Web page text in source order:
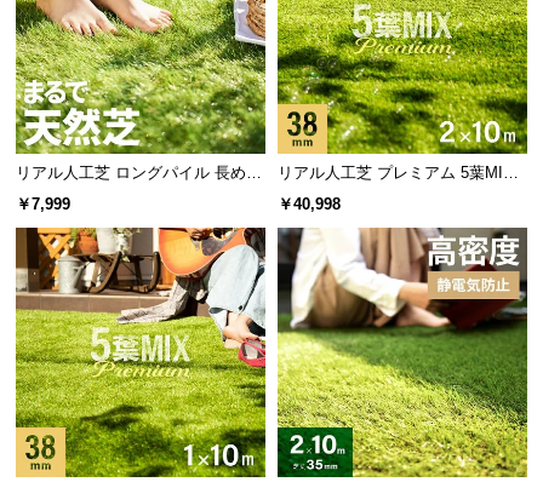
o.,
UV耐久性試験を実施
屋外で使用した際の紫外線による変化を測定。変色
や劣化が少なく、耐久性が高いことが証明されまし
た。
リアル人工芝 ロングパイル 長めで
ふかふかの質感 芝丈40mm 1×10m
￥7,999
リアル人工芝 プレミアム 5葉MI
X・質感をさらに追求 芝丈38mm 2
￥40,998